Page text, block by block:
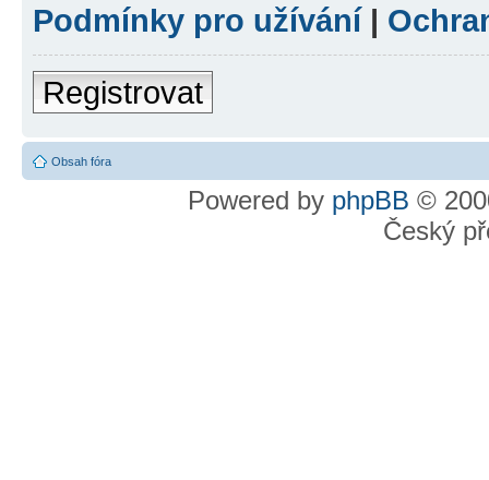
Podmínky pro užívání|
Registrovat
Obsah fóra
Powered by phpBB ©
Český